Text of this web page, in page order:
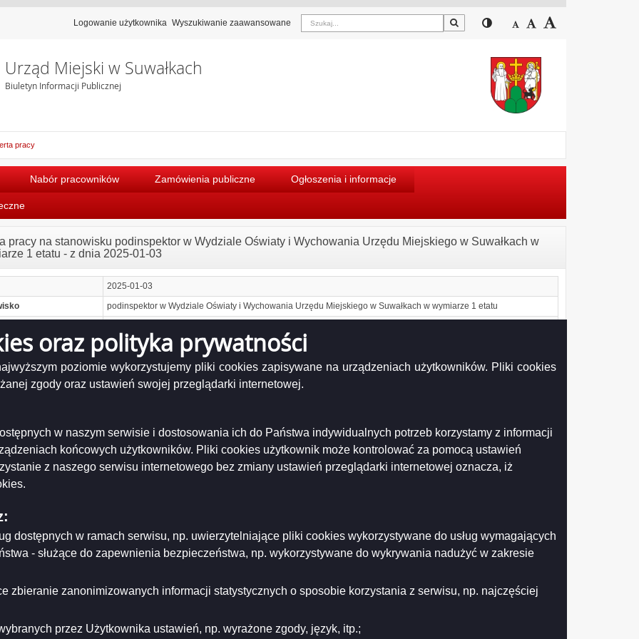
oraz polityka prywatności
poziomie wykorzystujemy pliki cookies zapisywane na urządzeniach użytkowników. Pliki cookies
zgody oraz ustawień swojej przeglądarki internetowej.
w naszym serwisie i dostosowania ich do Państwa indywidualnych potrzeb korzystamy z informacji
końcowych użytkowników. Pliki cookies użytkownik może kontrolować za pomocą ustawień
z naszego serwisu internetowego bez zmiany ustawień przeglądarki internetowej oznacza, iż
dostępnych w ramach serwisu, np. uwierzytelniające pliki cookies wykorzystywane do usług wymagających
- służące do zapewnienia bezpieczeństwa, np. wykorzystywane do wykrywania nadużyć w zakresie
zbieranie zanonimizowanych informacji statystycznych o sposobie korzystania z serwisu, np. najczęściej
przez Użytkownika ustawień, np. wyrażone zgody, język, itp.;
Logowanie użytkownika Wyszukiwanie zaawansowane Szukaj Przełącz pomiędzy
Zmniejsz czcionkę
Domyślny rozmiar
Urząd Miejski w Suwałkach
Biuletyn Informacji Publicznej
pracy
Nabór pracowników Zamówienia publiczne Ogłoszenia i informacje
pracy na stanowisku podinspektor w Wydziale Oświaty i Wychowania Urzędu Miejskiego w Suwałkach w
1 etatu - z dnia 2025-01-03
2025-01-03
podinspektor w Wydziale Oświaty i Wychowania Urzędu Miejskiego w Suwałkach w wymiarze 1 etatu
o naborze Wydział Oświaty i Wychowania I 2025 (002).pdf ( 181.69 KB )
Podgląd
Wydział
Oświaty
i
Wychowania
Agnieszka Rejmontowicz
2025-01-03
Agnieszka Rejmontowicz
2025-01-03
Drukuj do PDF
Drukuj